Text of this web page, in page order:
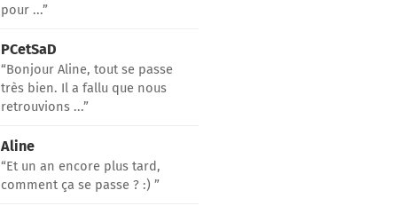
pour ...”
PCetSaD
“Bonjour Aline, tout se passe
très bien. Il a fallu que nous
retrouvions ...”
Aline
“Et un an encore plus tard,
comment ça se passe ? :) ”